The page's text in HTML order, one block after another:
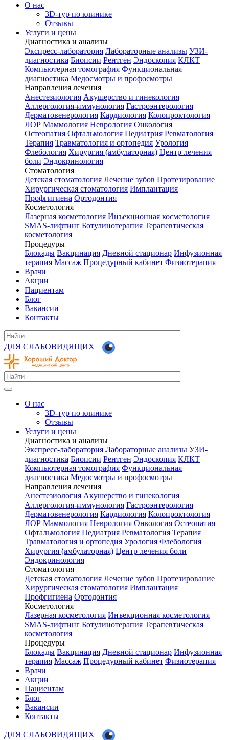
О нас
3D-тур по клинике
Отзывы
Услуги и цены
Диагностика и анализы
Экспресс-лаборатория Лабораторные анализы УЗИ-
диагностика Биопсии Рентген Эндоскопия КЛКТ
Компьютерная томография Функциональная
диагностика Медосмотры и профосмотры
Направления лечения
Анестезиология Акушерство и гинекология
Аллергология-иммунология Гастроэнтерология
Дерматовенерология Кардиология Колопроктология
ЛОР Маммология Неврология Онкология
Остеопатия Офтальмология Педиатрия Ревматология
Терапия Травматология и ортопедия Урология
Флебология Хирургия (амбулаторная) Центр лечения
боли Эндокринология
Стоматология
Детская стоматология Лечение зубов Протезирование
Хирургическая стоматология Имплантация
Профгигиена Ортодонтия
Косметология
Лазерная косметология Инъекционная косметология
SMAS-лифтинг Ботулинотерапия Терапевтическая
косметология
Процедуры
Блокады Вакцинация Дневной стационар Инфузионная
терапия Массаж Процедурный кабинет Физиотерапия
Врачи
Акции
Пациентам
Блог
Вакансии
Контакты
ДЛЯ СЛАБОВИДЯЩИХ
О нас
3D-тур по клинике
Отзывы
Услуги и цены
Диагностика и анализы
Экспресс-лаборатория Лабораторные анализы УЗИ-
диагностика Биопсии Рентген Эндоскопия КЛКТ
Компьютерная томография Функциональная
диагностика Медосмотры и профосмотры
Направления лечения
Анестезиология Акушерство и гинекология
Аллергология-иммунология Гастроэнтерология
Дерматовенерология Кардиология Колопроктология
ЛОР Маммология Неврология Онкология Остеопатия
Офтальмология Педиатрия Ревматология Терапия
Травматология и ортопедия Урология Флебология
Хирургия (амбулаторная) Центр лечения боли
Эндокринология
Стоматология
Детская стоматология Лечение зубов Протезирование
Хирургическая стоматология Имплантация
Профгигиена Ортодонтия
Косметология
Лазерная косметология Инъекционная косметология
SMAS-лифтинг Ботулинотерапия Терапевтическая
косметология
Процедуры
Блокады Вакцинация Дневной стационар Инфузионная
терапия Массаж Процедурный кабинет Физиотерапия
Врачи
Акции
Пациентам
Блог
Вакансии
Контакты
ДЛЯ СЛАБОВИДЯЩИХ